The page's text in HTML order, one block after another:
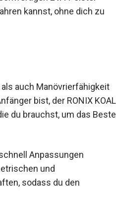
kannst, ohne dich zu
auch Manövrierfähigkeit
bist, der RONIX
die du brauchst, um
Anpassungen
und
sodass du den